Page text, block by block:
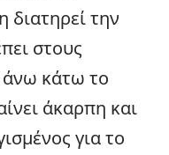
την
στους
άνω κάτω το
άκαρπη και
για το